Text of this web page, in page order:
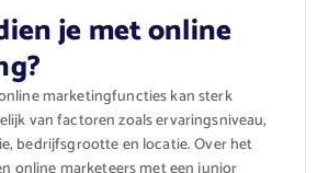
je met online
marketingfuncties kan sterk
van factoren zoals ervaringsniveau,
bedrijfsgrootte en locatie. Over het